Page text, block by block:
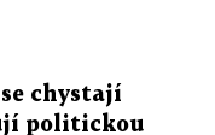
chystají
politickou